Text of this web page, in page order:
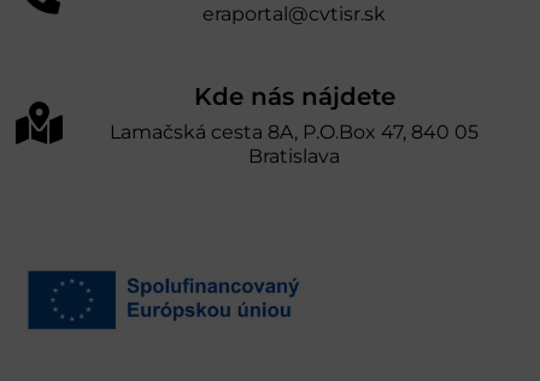
eraportal@cvtisr.sk
Kde nás nájdete
Lamačská cesta 8A, P.O.Box 47, 840 05
Bratislava